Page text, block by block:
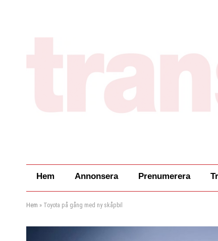
Hem Annonsera Prenumerera
Hem » Toyota på gång med ny skåpbil